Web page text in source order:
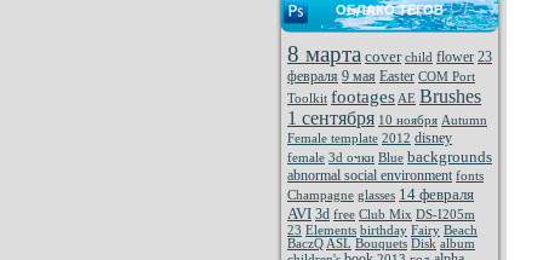
ОБЛАКО ТЕГОВ
8 марта cover child flower 23
февраля 9 мая Easter COM Port
Toolkit footages AE Brushes
1 сентября 10 ноября Autumn
Female template 2012 disney
female 3d очки Blue backgrounds
abnormal social environment fonts
Champagne glasses 14 февраля
AVI 3d free Club Mix DS-I205m
23 Elements birthday Fairy Beach
BaczQ ASL Bouquets Disk album